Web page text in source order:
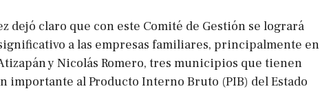
dejó claro que con este Comité de Gestión se logrará
a las empresas familiares, principalmente en
y Nicolás Romero, tres municipios que tienen
importante al Producto Interno Bruto (PIB) del Estado